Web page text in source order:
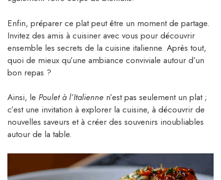
Enfin, préparer ce plat peut être un moment de partage.
Invitez des amis à cuisiner avec vous pour découvrir
ensemble les secrets de la cuisine italienne. Après tout,
quoi de mieux qu’une ambiance conviviale autour d’un
bon repas ?
Ainsi, le Poulet à l’Italienne n’est pas seulement un plat ;
c’est une invitation à explorer la cuisine, à découvrir de
nouvelles saveurs et à créer des souvenirs inoubliables
autour de la table.